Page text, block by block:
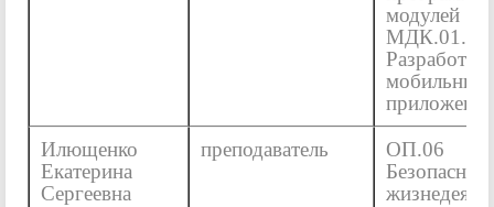
модулей
МДК.01.03
Разработка
мобильных
Илющенко
Екатерина
Сергеевна
преподаватель
ОП.06